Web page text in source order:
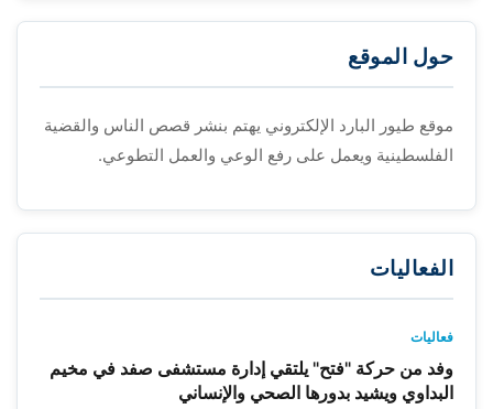
حول الموقع
موقع طيور البارد الإلكتروني يهتم بنشر قصص الناس والقضية
الفلسطينية ويعمل على رفع الوعي والعمل التطوعي.
الفعاليات
فعاليات
وفد من حركة "فتح" يلتقي إدارة مستشفى صفد في مخيم
البداوي ويشيد بدورها الصحي والإنساني